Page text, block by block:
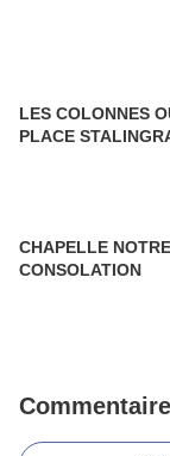
LES COLONNES
PLACE
CHAPELLE
CONSOLATION